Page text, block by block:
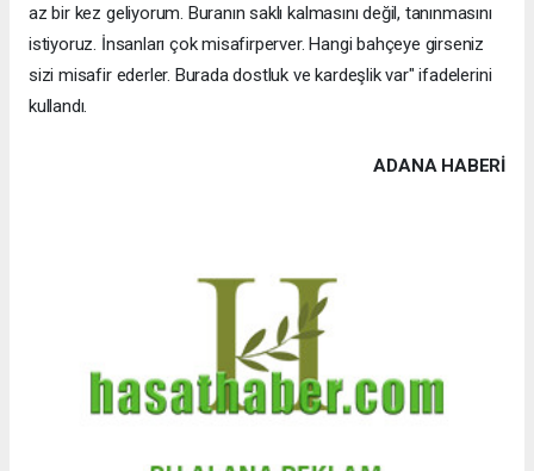
az bir kez geliyorum. Buranın saklı kalmasını değil, tanınmasını
istiyoruz. İnsanları çok misafirperver. Hangi bahçeye girseniz
sizi misafir ederler. Burada dostluk ve kardeşlik var" ifadelerini
kullandı.
ADANA HABERİ